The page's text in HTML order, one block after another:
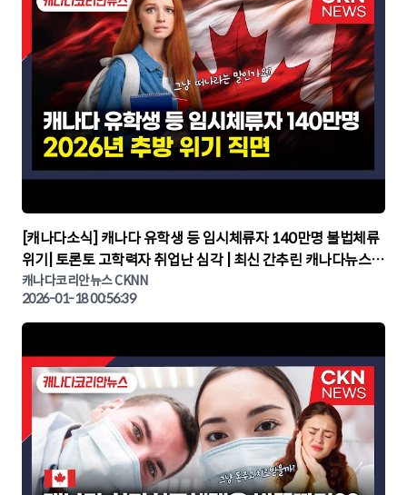
▶
[캐나다소식] 캐나다 유학생 등 임시체류자 140만명 불법체류
위기| 토론토 고학력자 취업난 심각 | 최신 간추린 캐나다뉴스 |
CKNNEWS, 캐나다코리안뉴스
캐나다코리안뉴스 CKNN
2026-01-18 00:56:39